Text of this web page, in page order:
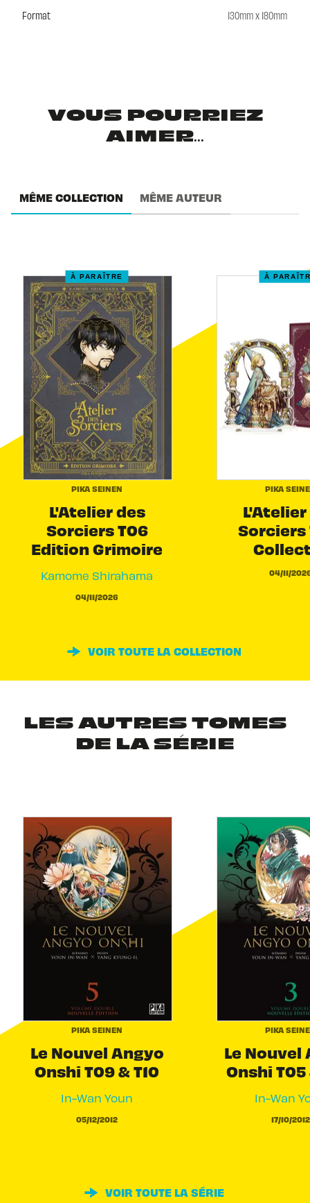
Format 130mm x 180mm
VOUS POURRIEZ
AIMER...
MÊME COLLECTION MÊME AUTEUR
À PARAÎTRE
PIKA SEINEN
L'Atelier des
Sorciers T06
Edition Grimoire
Kamome Shirahama
04/11/2026
À
PIKA
L'Atelier
Sorciers
04/11/
VOIR TOUTE LA COLLECTION
LES AUTRES TOMES
DE LA SÉRIE
PIKA SEINEN
Le Nouvel Angyo
Onshi T09 & T10
In-Wan Youn
05/12/2012
PIKA
Le Nouvel
Onshi T05
In-Wan
17/10/2012
VOIR TOUTE LA SÉRIE